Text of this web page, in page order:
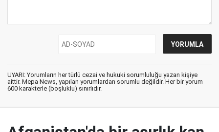
UYARI: Yorumların her türlü cezai ve hukuki sorumluluğu yazan kişiye
aittir. Mepa News, yapılan yorumlardan sorumlu değildir. Her bir yorum
600 karakterle (boşluklu) sınırlıdır.